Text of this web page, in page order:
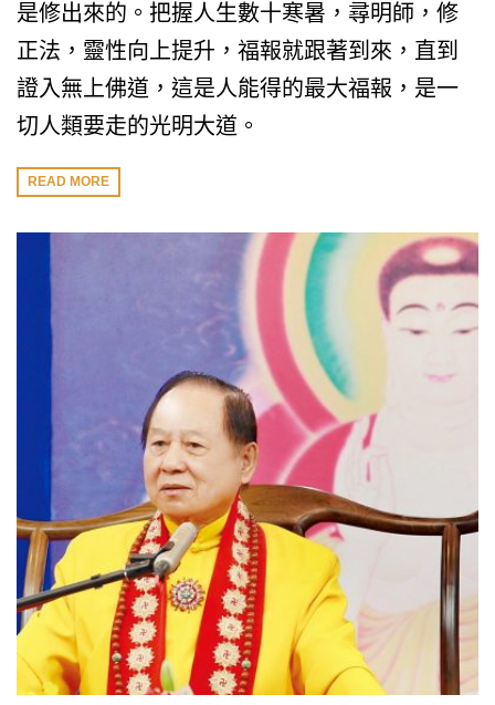
是修出來的。把握人生數十寒暑，尋明師，修
正法，靈性向上提升，福報就跟著到來，直到
證入無上佛道，這是人能得的最大福報，是一
切人類要走的光明大道。
READ MORE